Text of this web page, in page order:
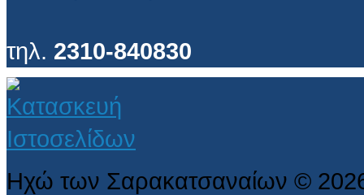
τηλ. 2310-840830
Ηχώ των Σαρακατσαναίων ©